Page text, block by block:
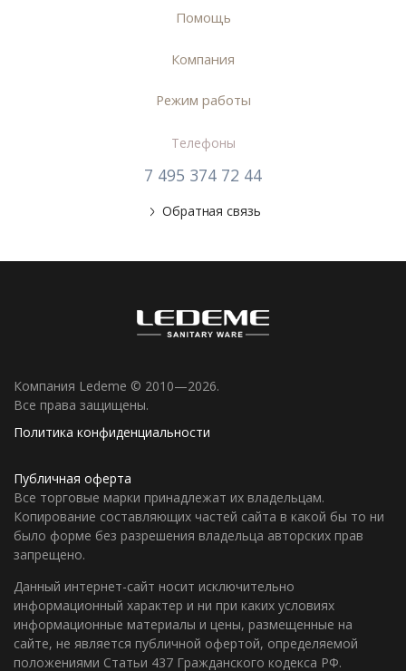
Помощь
Компания
Режим работы
Телефоны
7 495 374 72 44
Обратная связь
Компания Ledeme © 2010—2026.
Все права защищены.
Политика конфиденциальности
Публичная оферта
Все торговые марки принадлежат их владельцам.
Копирование составляющих частей сайта в какой бы то ни
было форме без разрешения владельца авторских прав
запрещено.
Данный интернет-сайт носит исключительно
информационный характер и ни при каких условиях
информационные материалы и цены, размещенные на
сайте, не является публичной офертой, определяемой
положениями Статьи 437 Гражданского кодекса РФ.